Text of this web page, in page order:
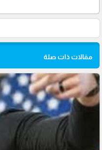
مقالات ذات صلة